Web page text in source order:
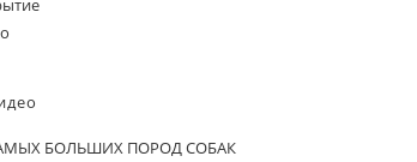
ДОРОГИХ ПОРОД СОБАК В МИРЕ